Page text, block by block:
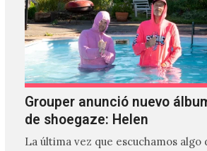
Grouper anunció nuevo
de shoegaze: Helen
La última vez que escuchamos